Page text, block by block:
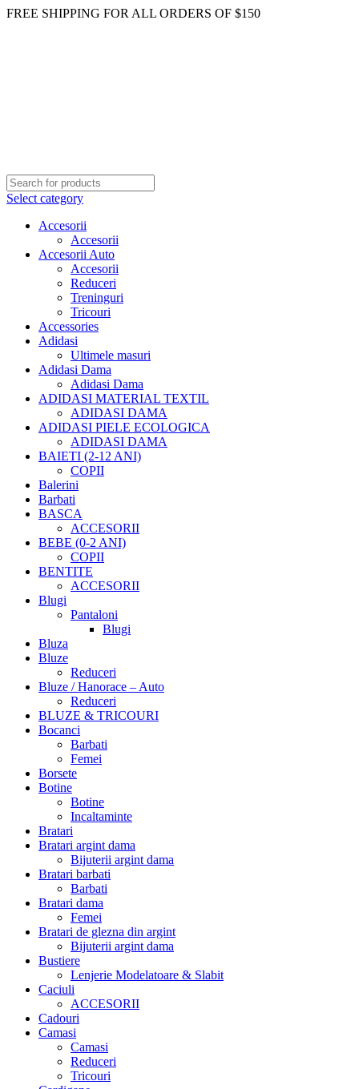
FREE SHIPPING FOR ALL ORDERS OF $150
Select category
Accesorii
Accesorii
Accesorii Auto
Accesorii
Reduceri
Treninguri
Tricouri
Accessories
Adidasi
Ultimele masuri
Adidasi Dama
Adidasi Dama
ADIDASI MATERIAL TEXTIL
ADIDASI DAMA
ADIDASI PIELE ECOLOGICA
ADIDASI DAMA
BAIETI (2-12 ANI)
COPII
Balerini
Barbati
BASCA
ACCESORII
BEBE (0-2 ANI)
COPII
BENTITE
ACCESORII
Blugi
Pantaloni
Blugi
Bluza
Bluze
Reduceri
Bluze / Hanorace – Auto
Reduceri
BLUZE & TRICOURI
Bocanci
Barbati
Femei
Borsete
Botine
Botine
Incaltaminte
Bratari
Bratari argint dama
Bijuterii argint dama
Bratari barbati
Barbati
Bratari dama
Femei
Bratari de glezna din argint
Bijuterii argint dama
Bustiere
Lenjerie Modelatoare & Slabit
Caciuli
ACCESORII
Cadouri
Camasi
Camasi
Reduceri
Tricouri